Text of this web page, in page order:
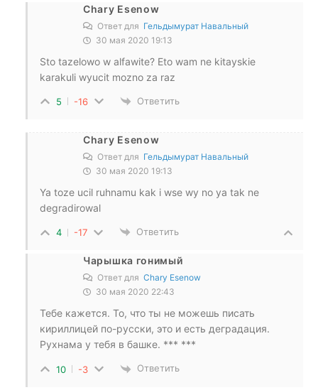
Chary Esenow
Ответ для Гельдымурат Навальный
30 мая 2020 19:13
Sto tazelowo w alfawite? Eto wam ne kitayskie
karakuli wyucit mozno za raz
5 -16 Ответить
Chary Esenow
Ответ для Гельдымурат Навальный
30 мая 2020 19:13
Ya toze ucil ruhnamu kak i wse wy no ya tak ne
degradirowal
4 -17 Ответить
Чарышка гонимый
Ответ для Chary Esenow
30 мая 2020 22:43
Тебе кажется. То, что ты не можешь писать
кириллицей по-русски, это и есть деградация.
Рухнама у тебя в башке. *** ***
10 -3 Ответить